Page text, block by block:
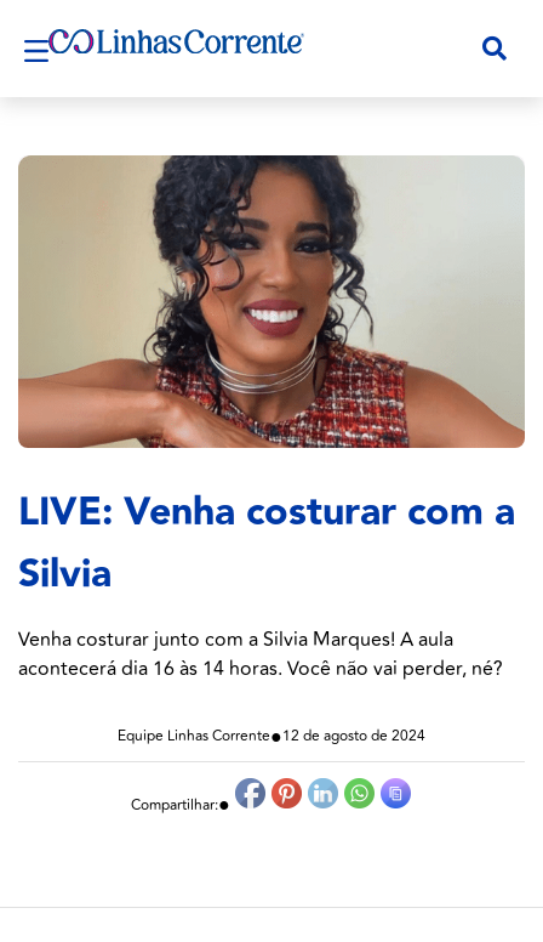
LIVE: Venha costurar com a
Silvia
Venha costurar junto com a Silvia Marques! A aula
acontecerá dia 16 às 14 horas. Você não vai perder, né?
Equipe Linhas Corrente●12 de agosto de 2024
Compartilhar:●